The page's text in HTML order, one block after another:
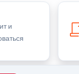
и